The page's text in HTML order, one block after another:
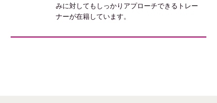
みに対してもしっかりアプローチできるトレー
ナーが在籍しています。